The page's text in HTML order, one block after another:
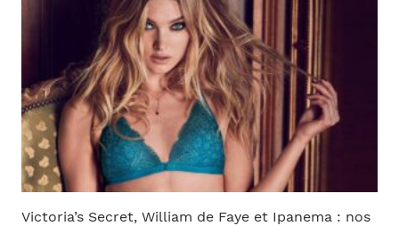
Victoria’s Secret, William de Faye et Ipanema : nos